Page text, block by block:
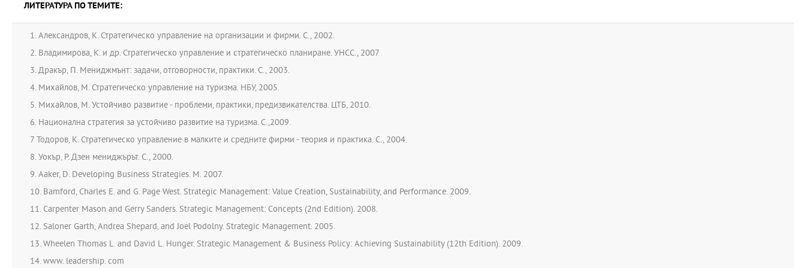
ЛИТЕРАТУРА ПО ТЕМИТЕ:
1. Александров, К. Стратегическо управление на организации и фирми. С., 2002.
2. Владимирова, К. и др. Стратегическо управление и стратегическо планиране. УНСС., 2007
3. Дракър, П. Мениджмънт: задачи, отговорности, практики. С., 2003.
4. Михайлов, М. Стратегическо управление на туризма. НБУ, 2005.
5. Михайлов, М. Устойчиво развитие - проблеми, практики, предизвикателства. ЦТБ, 2010.
6. Национална стратегия за устойчиво развитие на туризма. С.,2009.
7 Тодоров, К. Стратегическо управление в малките и средните фирми - теория и практика. С., 2004.
8. Уокър, Р. Дзен мениджърът. С., 2000.
9. Aaker, D. Developing Business Strategies. M. 2007.
10. Bamford, Charles E. and G. Page West. Strategic Management: Value Creation, Sustainability, and Performance. 2009.
11. Carpenter Mason and Gerry Sanders. Strategic Management: Concepts (2nd Edition). 2008.
12. Saloner Garth, Andrea Shepard, and Joel Podolny. Strategic Management. 2005.
13. Wheelen Thomas L. and David L. Hunger. Strategic Management & Business Policy: Achieving Sustainability (12th Edition). 2009.
14. www. leadership. com